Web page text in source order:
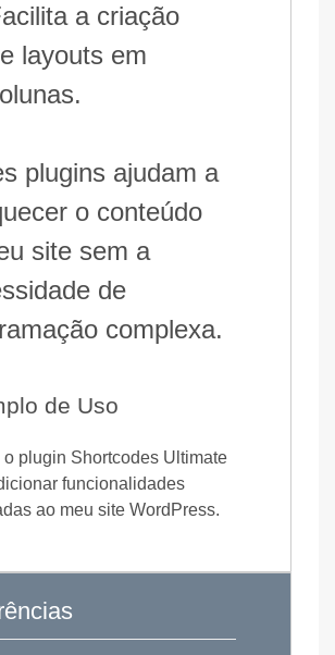
a criação
layouts em
plugins ajudam a
o conteúdo
site sem a
de
complexa.
de Uso
o plugin Shortcodes Ultimate
funcionalidades
ao meu site WordPress.